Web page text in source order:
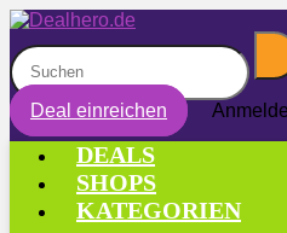
Deal einreichen
DEALS
SHOPS
KATEGORIEN